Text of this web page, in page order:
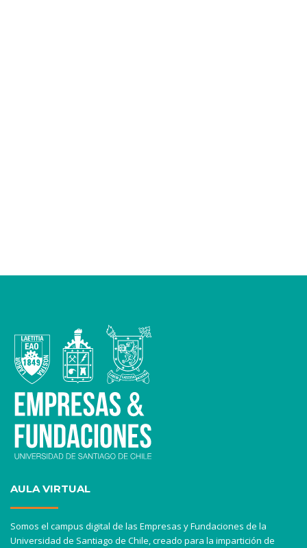
AULA VIRTUAL
Somos el campus digital de las Empresas y Fundaciones de la
Universidad de Santiago de Chile, creado para la impartición de